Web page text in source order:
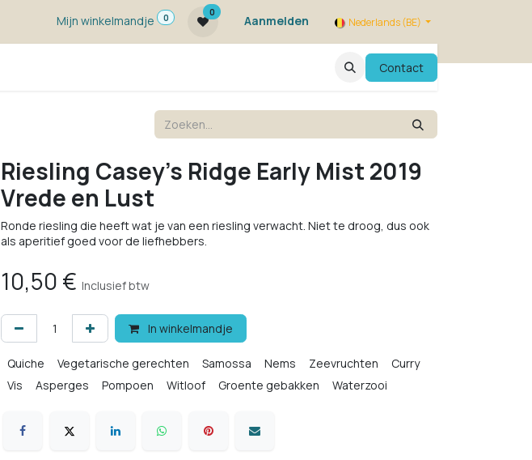
Mijn winkelmandje
0
0
Aanmelden Nederlands (BE)
EvenementenContact
Riesling Casey's Ridge Early Mist 2019
Vrede en Lust
Ronde riesling die heeft wat je van een riesling verwacht. Niet te droog, dus ook
als aperitief goed voor de liefhebbers.
10,50 € Inclusief btw
In winkelmandje
Quiche Vegetarische gerechten Samossa Nems Zeevruchten
Curry
Vis
Asperges Pompoen Witloof Groente gebakken Waterzooi